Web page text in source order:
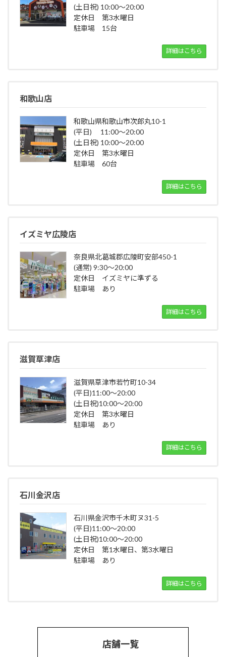
(土日祝) 10:00～20:00
定休日 第3水曜日
駐車場 15台
詳細はこちら
和歌山店
和歌山県和歌山市次郎丸10-1
(平日) 11:00～20:00
(土日祝) 10:00～20:00
定休日 第3水曜日
駐車場 60台
詳細はこちら
イズミヤ広陵店
奈良県北葛城郡広陵町安部450-1
(通常) 9:30～20:00
定休日 イズミヤに準ずる
駐車場 あり
詳細はこちら
滋賀草津店
滋賀県草津市若竹町10-34
(平日)11:00～20:00
(土日祝)10:00～20:00
定休日 第3水曜日
駐車場 あり
詳細はこちら
石川金沢店
石川県金沢市千木町ヌ31-5
(平日)11:00～20:00
(土日祝)10:00～20:00
定休日 第1水曜日、第3水曜日
駐車場 あり
詳細はこちら
店舗一覧